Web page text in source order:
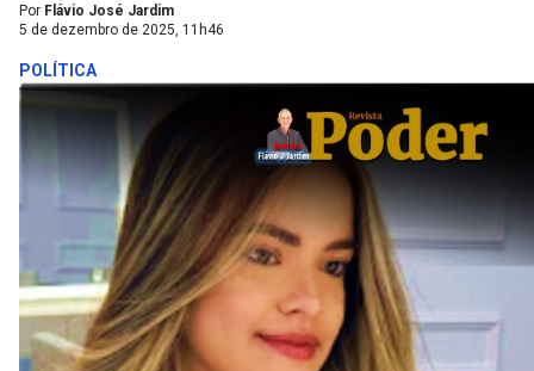
Por Flávio José Jardim
5 de dezembro de 2025, 11h46
POLÍTICA